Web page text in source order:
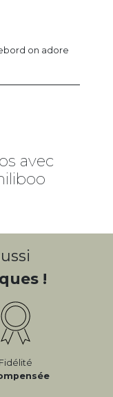
on adore
avec
!
Fidélité